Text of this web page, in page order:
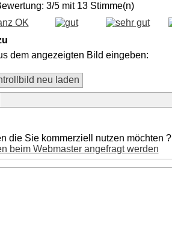
3/5 mit 13 Stimme(n)
dem angezeigten Bild eingeben:
die Sie kommerziell nutzen möchten ?
beim Webmaster angefragt werden